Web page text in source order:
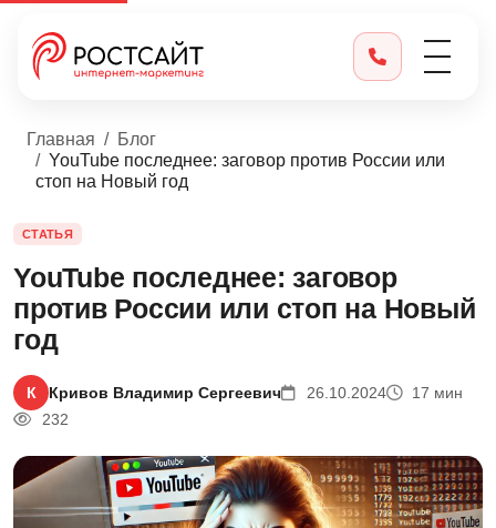
Главная
Блог
YouTube последнее: заговор против России или
стоп на Новый год
СТАТЬЯ
YouTube последнее: заговор
против России или стоп на Новый
год
К Кривов Владимир Сергеевич 26.10.2024
17 мин
232